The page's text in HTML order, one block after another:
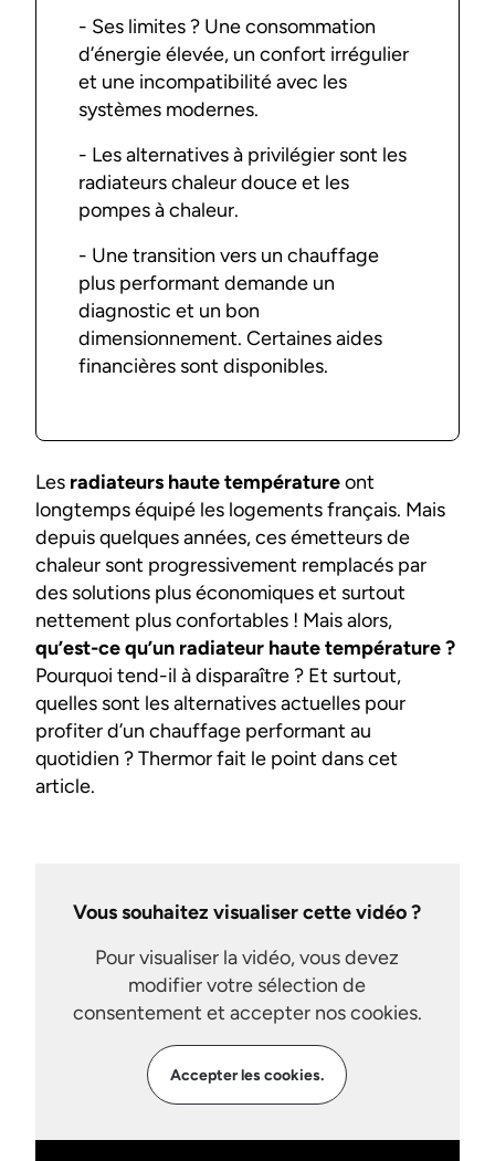
- Ses limites ? Une consommation
d’énergie élevée, un confort irrégulier
et une incompatibilité avec les
systèmes modernes.
- Les alternatives à privilégier sont les
radiateurs chaleur douce et les
pompes à chaleur.
- Une transition vers un chauffage
plus performant demande un
diagnostic et un bon
dimensionnement. Certaines aides
financières sont disponibles.
Les radiateurs haute températureont
longtemps équipé les logements français. Mais
depuis quelques années, ces émetteurs de
chaleur sont progressivement remplacés par
des solutions plus économiques et surtout
nettement plus confortables ! Mais alors,
qu’est-ce qu’un radiateur haute température ?
Pourquoi tend-il à disparaître ? Et surtout,
quelles sont les alternatives actuelles pour
profiter d’un chauffage performant au
quotidien ? Thermor fait le point dans cet
article.
Vous souhaitez visualiser cette vidéo ?
Pour visualiser la vidéo, vous devez
modifier votre sélection de
consentement et accepter nos cookies.
Accepter les cookies.